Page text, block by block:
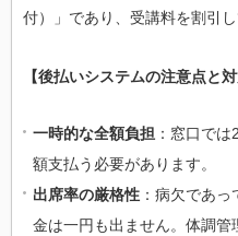
付）」であり、受講料を割引
【後払いシステムの注意点と対
一時的な全額負担 ：窓口で
額支払う必要があります。
出席率の厳格性 ：病欠であ
金は一円も出ません。体調管